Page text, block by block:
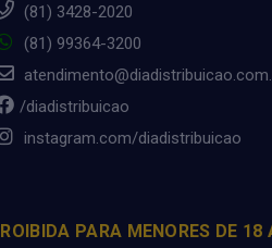
(81) 3428-2020
(81) 99364-3200
/diadistribuicao
instagram.com/diadistribuicao
PARA MENORES DE 18